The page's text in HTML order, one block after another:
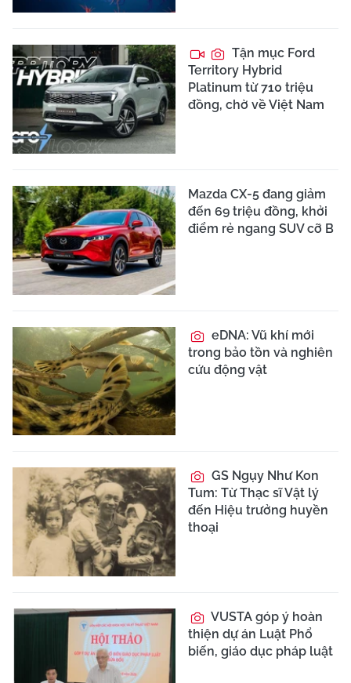
Tận mục Ford
Territory Hybrid
Platinum từ 710 triệu
đồng, chờ về Việt Nam
Mazda CX-5 đang giảm
đến 69 triệu đồng, khởi
điểm rẻ ngang SUV cỡ B
eDNA: Vũ khí mới
trong bảo tồn và nghiên
cứu động vật
GS Ngụy Như Kon
Tum: Từ Thạc sĩ Vật lý
đến Hiệu trưởng huyền
thoại
VUSTA góp ý hoàn
thiện dự án Luật Phổ
biến, giáo dục pháp luật